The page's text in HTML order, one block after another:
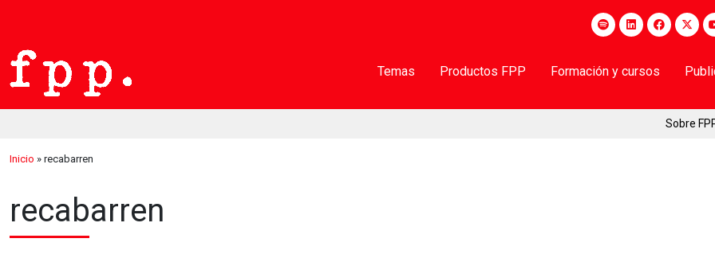
Temas Productos FPP Formación y cursos
Sobre
Inicio » recabarren
recabarren